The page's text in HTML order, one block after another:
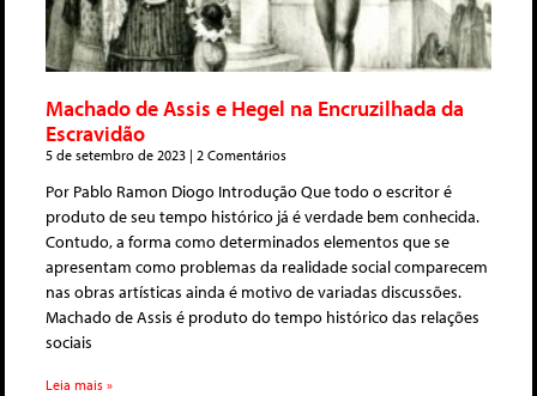
Machado de Assis e Hegel na Encruzilhada da
Escravidão
5 de setembro de 2023 2 Comentários
Por Pablo Ramon Diogo Introdução Que todo o escritor é
produto de seu tempo histórico já é verdade bem conhecida.
Contudo, a forma como determinados elementos que se
apresentam como problemas da realidade social comparecem
nas obras artísticas ainda é motivo de variadas discussões.
Machado de Assis é produto do tempo histórico das relações
sociais
Leia mais »